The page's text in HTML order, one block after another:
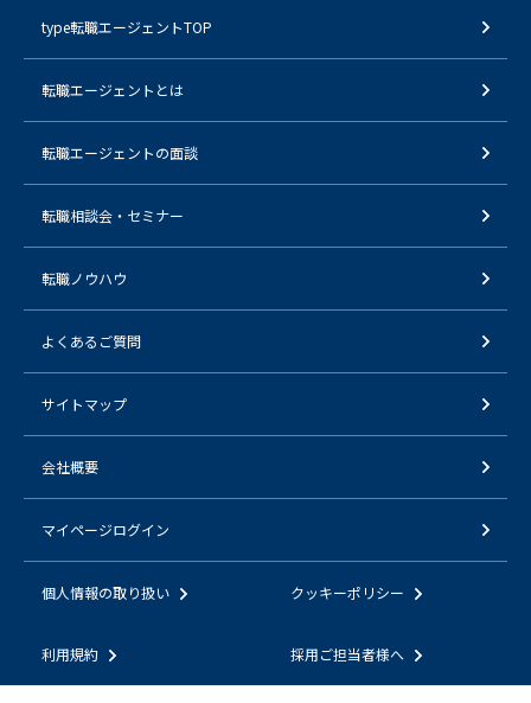
type転職エージェントTOP
転職エージェントとは
転職エージェントの面談
転職相談会・セミナー
転職ノウハウ
よくあるご質問
サイトマップ
会社概要
マイページログイン
個人情報の取り扱い クッキーポリシー
利用規約 採用ご担当者様へ